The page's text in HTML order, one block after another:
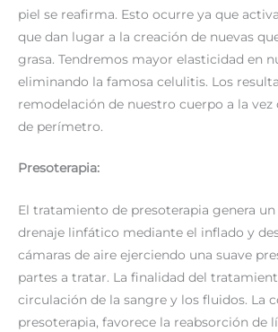
piel se reafirma. Esto ocurre ya que
que dan lugar a la creación de nuevas
grasa. Tendremos mayor elasticidad en
eliminando la famosa celulitis. Los
remodelación de nuestro cuerpo a la vez
de perímetro.
Presoterapia:
El tratamiento de presoterapia genera
drenaje linfático mediante el inflado y
cámaras de aire ejerciendo una suave
partes a tratar. La finalidad del
circulación de la sangre y los fluidos. La
presoterapia, favorece la reabsorción de